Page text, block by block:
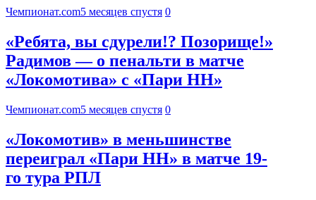
Чемпионат.com5 месяцев спустя 0
«Ребята, вы сдурели!? Позорище!»
Радимов — о пенальти в матче
«Локомотива» с «Пари НН»
Чемпионат.com5 месяцев спустя 0
«Локомотив» в меньшинстве
переиграл «Пари НН» в матче 19-
го тура РПЛ